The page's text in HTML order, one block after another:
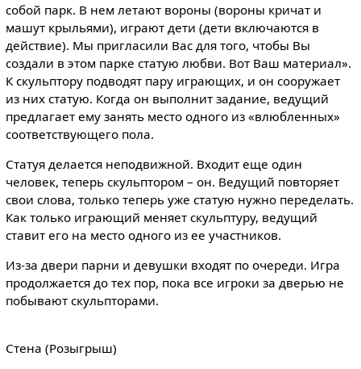
собой парк. В нем летают вороны (вороны кричат и
машут крыльями), играют дети (дети включаются в
действие). Мы пригласили Вас для того, чтобы Вы
создали в этом парке статую любви. Вот Ваш материал».
К скульптору подводят пару играющих, и он сооружает
из них статую. Когда он выполнит задание, ведущий
предлагает ему занять место одного из «влюбленных»
соответствующего пола.
Статуя делается неподвижной. Входит еще один
человек, теперь скульптором – он. Ведущий повторяет
свои слова, только теперь уже статую нужно переделать.
Как только играющий меняет скульптуру, ведущий
ставит его на место одного из ее участников.
Из-за двери парни и девушки входят по очереди. Игра
продолжается до тех пор, пока все игроки за дверью не
побывают скульпторами.
Стена (Розыгрыш)